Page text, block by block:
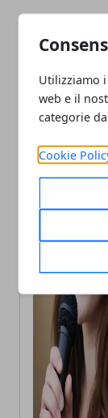
Utilizziamo
web e il
categorie
Cookie